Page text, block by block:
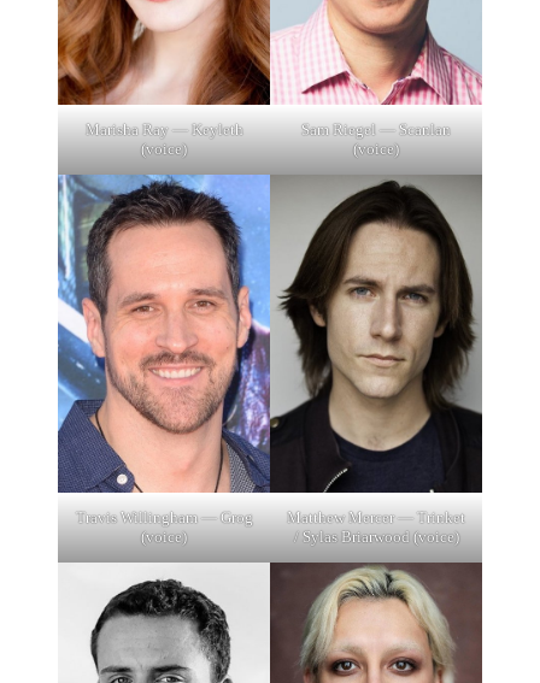
Marisha Ray — Keyleth
(voice)
Sam Riegel — Scanlan
(voice)
Travis Willingham — Grog
(voice)
Matthew Mercer — Trinket
/ Sylas Briarwood (voice)